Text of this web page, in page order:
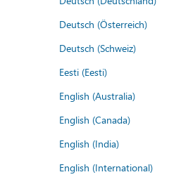
Deutsch (Österreich)
Deutsch (Schweiz)
Eesti (Eesti)
English (Australia)
English (Canada)
English (India)
English (International)